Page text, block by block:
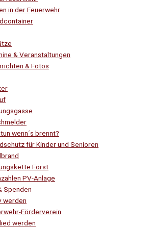
in der Feuerwehr
& Veranstaltungen
& Fotos
wenn´s brennt?
für Kinder und Senioren
Forst
PV-Anlage
Spenden
werden
Förderverein
werden